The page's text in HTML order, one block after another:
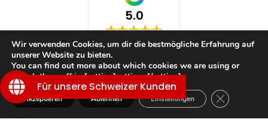
5.0
verifiziert von: Trustindex
TRAUMWELT
Wir verwenden Cookies, um dir die bestmögliche Erfahrung auf
unserer Website zu bieten.
You can find out more about which cookies we are using or
switch them off in {setting]settings{/setting].
Akzeptieren Ablehnen Einstellungen GDPR
Für unsere Schweizer Kunden